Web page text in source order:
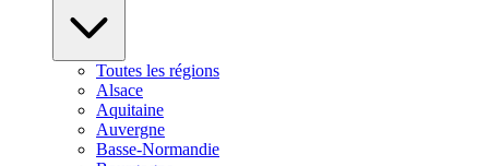
Toutes les régions
Alsace
Aquitaine
Auvergne
Basse-Normandie